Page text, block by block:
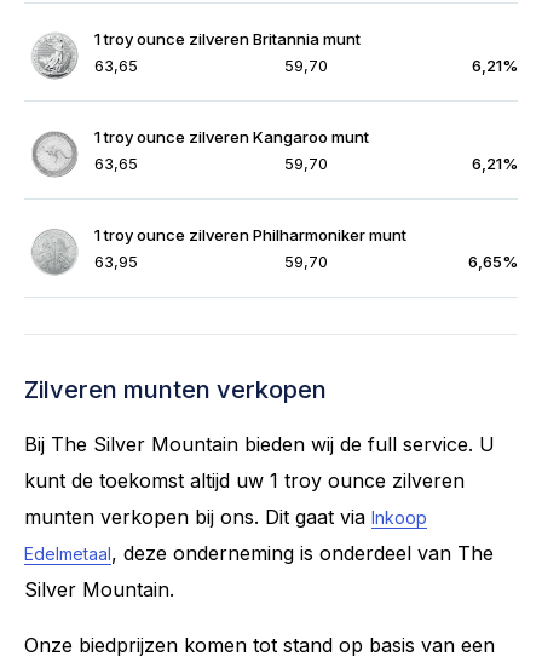
1 troy ounce zilveren Britannia munt
63,65
59,70 6,21%
1 troy ounce zilveren Kangaroo munt
63,65
59,70 6,21%
1 troy ounce zilveren Philharmoniker munt
63,95
59,70 6,65%
Zilveren munten verkopen
Bij The Silver Mountain bieden wij de full service. U
kunt de toekomst altijd uw 1 troy ounce zilveren
munten verkopen bij ons. Dit gaat via Inkoop
Edelmetaal , deze onderneming is onderdeel van The
Silver Mountain.
Onze biedprijzen komen tot stand op basis van een